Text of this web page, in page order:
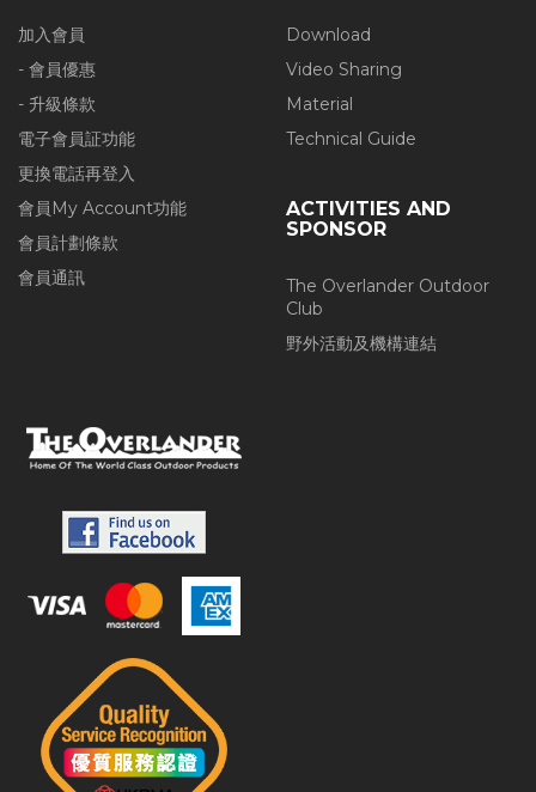
加入會員
- 會員優惠
- 升級條款
電子會員証功能
更換電話再登入
會員My Account功能
會員計劃條款
會員通訊
Download
Video Sharing
Material
Technical Guide
ACTIVITIES AND
SPONSOR
The Overlander Outdoor
Club
野外活動及機構連結